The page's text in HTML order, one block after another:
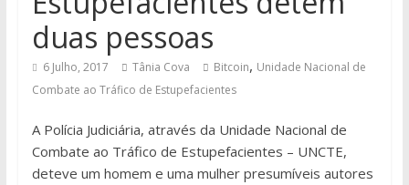
duas pessoas
6 Julho, 2017 Tânia Cova Bitcoin, Unidade Nacional de
Combate ao Tráfico de Estupefacientes
A Polícia Judiciária, através da Unidade Nacional de
Combate ao Tráfico de Estupefacientes – UNCTE,
deteve um homem e uma mulher presumíveis autores